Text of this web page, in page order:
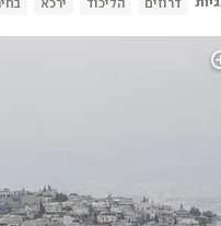
דרוזים הליכוד ירכא